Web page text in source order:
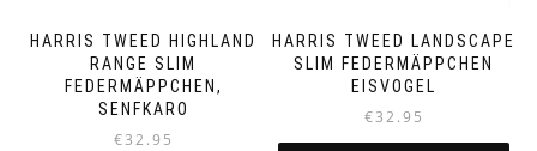
HARRIS TWEED HIGHLAND
RANGE SLIM
FEDERMÄPPCHEN,
SENFKARO
€32.95
HARRIS TWEED LANDSCAPE
SLIM FEDERMÄPPCHEN
EISVOGEL
€32.95